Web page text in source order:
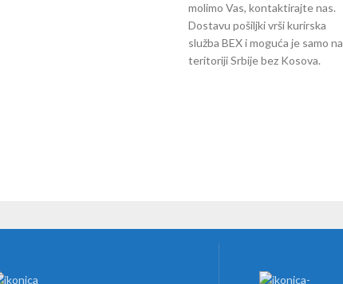
molimo Vas, kontaktirajte nas.
Dostavu pošiljki vrši kurirska
služba BEX i moguća je samo na
teritoriji Srbije bez Kosova.